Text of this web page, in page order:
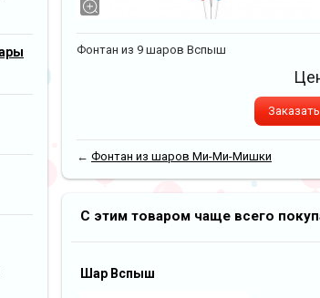
Фонтан из 9 шаров Вспыш
Заказать
← Фонтан из шаров Ми-Ми-Мишки
С этим товаром чаще всего
Шар Вспыш